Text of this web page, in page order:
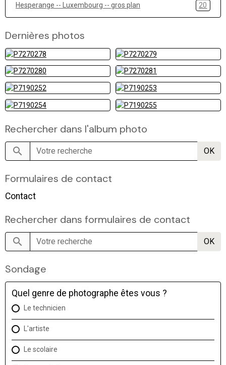
Hesperange -- Luxembourg -- gros plan 20
Dernières photos
Rechercher dans l'album photo
OK
Formulaires de contact
Contact
Rechercher dans formulaires de contact
OK
Sondage
Quel genre de photographe êtes vous ?
Le technicien
L'artiste
Le scolaire